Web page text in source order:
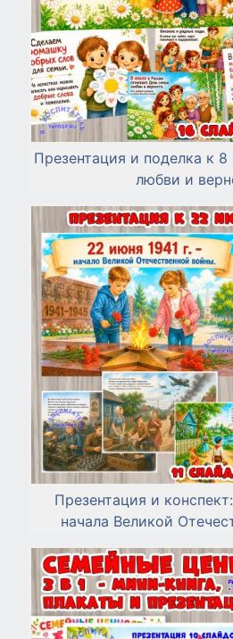
Презентация и поделка к
любви и
Презентация и
начала Великой